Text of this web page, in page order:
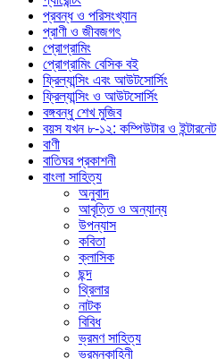
প্রবন্ধ ও পরিসংখ্যান
প্রাণী ও জীবজগৎ
প্রোগ্রামিং
প্রোগ্রামিং বেসিক বই
ফ্রিল্যান্সিং এবং আউটসোর্সিং
ফ্রিল্যান্সিং ও আউটসোর্সিং
বঙ্গবন্ধু শেখ মুজিব
বয়স যখন ৮-১২: কম্পিউটার ও ইন্টারনেট
বাণী
বাতিঘর প্রকাশনী
বাংলা সাহিত্য
অনুবাদ
আবৃত্তি ও অন্যান্য
উপন্যাস
কবিতা
ক্লাসিক
ছন্দ
থ্রিলার
নাটক
বিবিধ
ভ্রমণ সাহিত্য
ভ্রমনকাহিনী